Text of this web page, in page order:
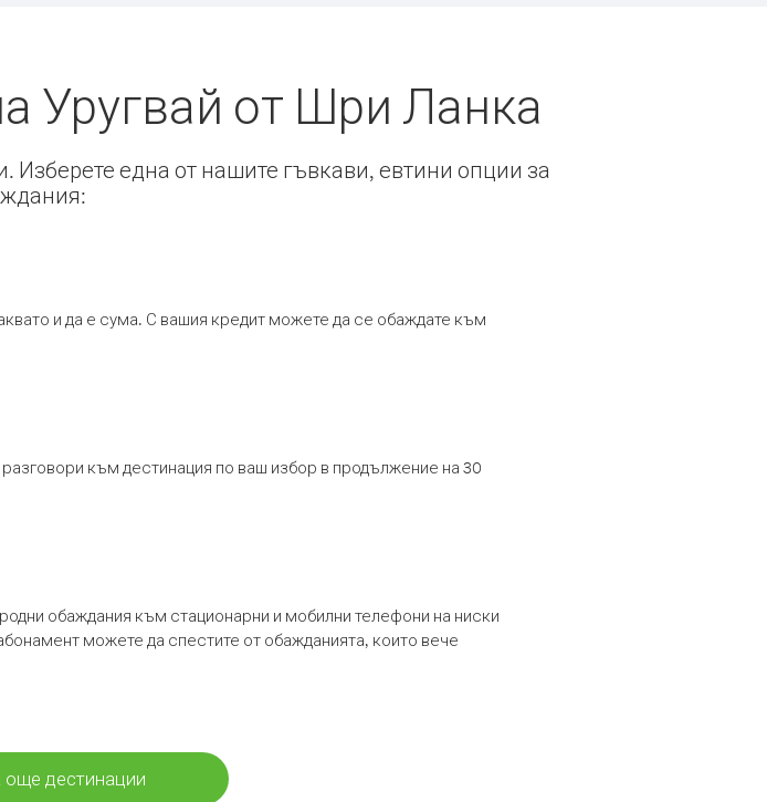
Уругвай от Шри Ланка
една от нашите гъвкави, евтини опции за
и да е сума. С вашия кредит можете да се обаждате към
към дестинация по ваш избор в продължение на 30
обаждания към стационарни и мобилни телефони на ниски
можете да спестите от обажданията, които вече
още дестинации